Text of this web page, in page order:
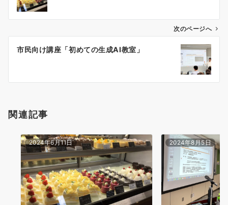
ビ
ン
次のページへ
市民向け講座「初めての生成AI教室」
関連記事
2024年6月11日 2024年8月5日